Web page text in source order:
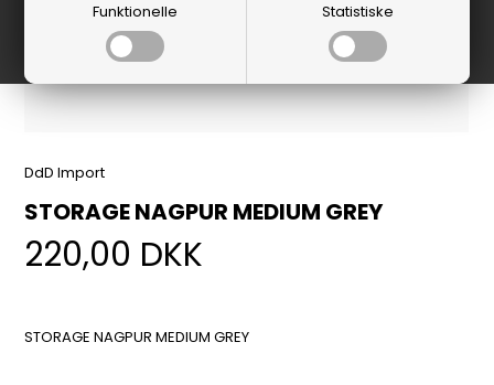
Funktionelle Statistiske
DdD Import
STORAGE NAGPUR MEDIUM GREY
220,00 DKK
STORAGE NAGPUR MEDIUM GREY